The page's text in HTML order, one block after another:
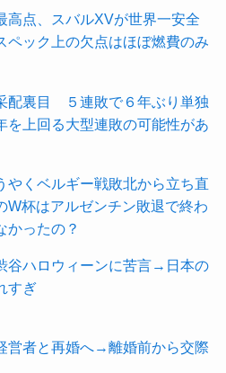
高点、スバルXVが世界一安全
ペック上の欠点はほぼ燃費のみ
配裏目 ５連敗で６年ぶり単独
上回る大型連敗の可能性があ
やくベルギー戦敗北から立ち直
W杯はアルゼンチン敗退で終わ
かったの？
ハロウィーンに苦言→日本の
すぎ
者と再婚へ→離婚前から交際